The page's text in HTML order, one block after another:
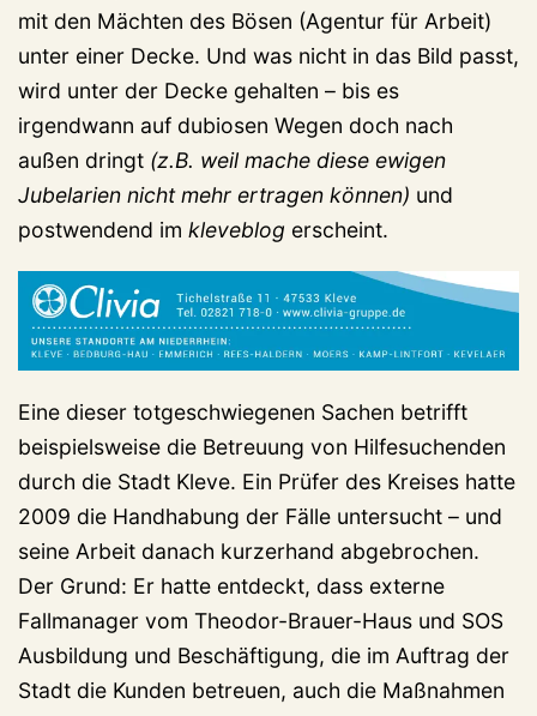
mit den Mächten des Bösen (Agentur für Arbeit)
unter einer Decke. Und was nicht in das Bild passt,
wird unter der Decke gehalten – bis es
irgendwann auf dubiosen Wegen doch nach
außen dringt (z.B. weil mache diese ewigen
Jubelarien nicht mehr ertragen können) und
postwendend im kleveblog erscheint.
Eine dieser totgeschwiegenen Sachen betrifft
beispielsweise die Betreuung von Hilfesuchenden
durch die Stadt Kleve. Ein Prüfer des Kreises hatte
2009 die Handhabung der Fälle untersucht – und
seine Arbeit danach kurzerhand abgebrochen.
Der Grund: Er hatte entdeckt, dass externe
Fallmanager vom Theodor-Brauer-Haus und SOS
Ausbildung und Beschäftigung, die im Auftrag der
Stadt die Kunden betreuen, auch die Maßnahmen